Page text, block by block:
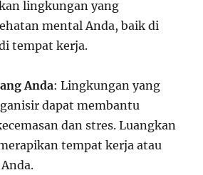
lingkungan yang
mental Anda, baik di
tempat kerja.
Anda: Lingkungan yang
dapat membantu
dan stres. Luangkan
tempat kerja atau